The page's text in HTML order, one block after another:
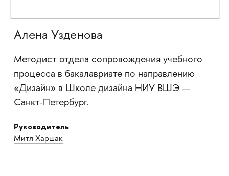
Алена Узденова
Методист отдела сопровождения учебного
процесса в бакалавриате по направлению
«Дизайн» в Школе дизайна НИУ ВШЭ —
Санкт-Петербург.
Руководитель
Митя Харшак